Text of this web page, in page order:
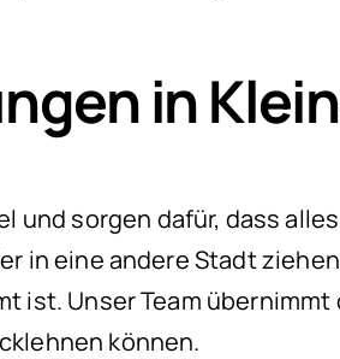
in
sorgen dafür, dass
in eine andere Stadt
Unser Team übernimmt
können.